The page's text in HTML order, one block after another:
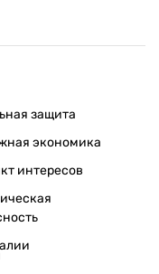
защита
экономика
интересов